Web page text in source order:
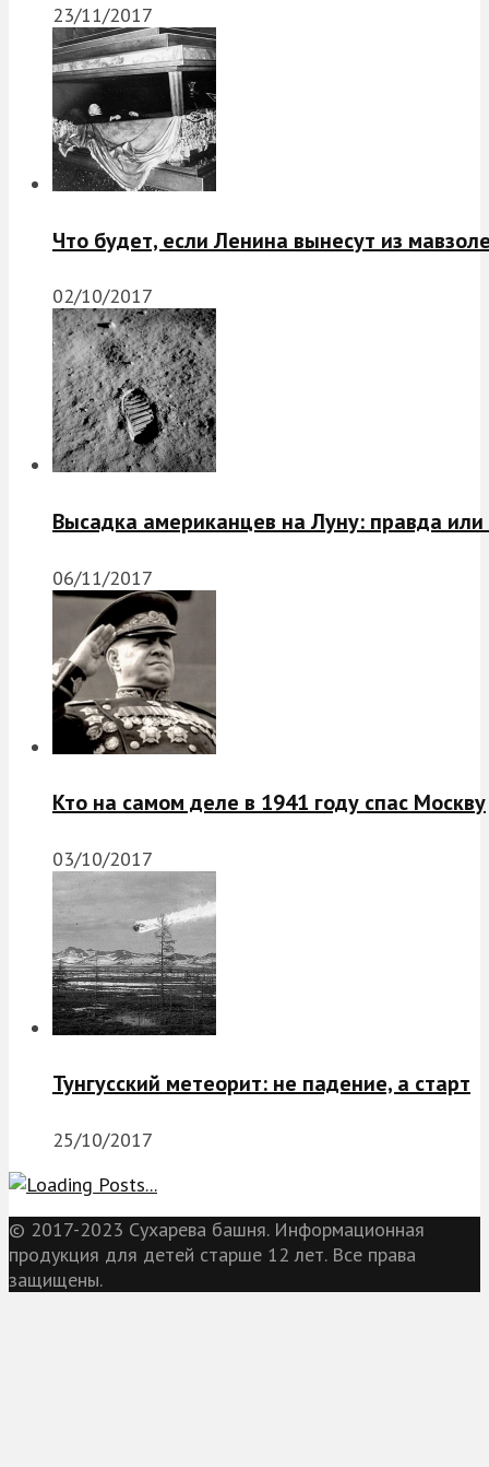
23/11/2017
Что будет, если Ленина вынесут из
02/10/2017
Высадка американцев на Луну: правда
06/11/2017
Кто на самом деле в 1941 году спас Москву
03/10/2017
Тунгусский метеорит: не падение, а старт
25/10/2017
© 2017-2023 Сухарева башня. Информационная
продукция для детей старше 12 лет. Все права
защищены.